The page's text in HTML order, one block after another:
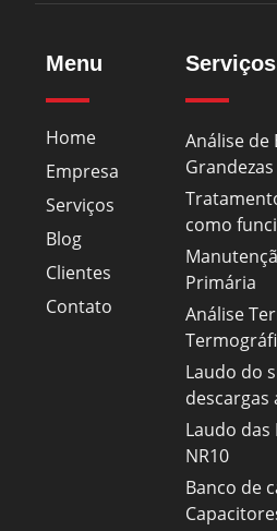
Menu
Home
Empresa
Serviços
Blog
Clientes
Contato
Serviços
Análise de
como
Primária
Análise
Laudo do
descargas
Laudo das
NR10
Banco de